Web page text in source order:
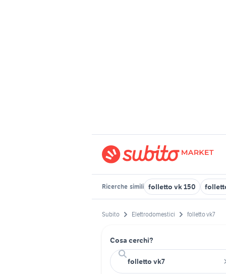
Ricerche simili folletto vk 150
Subito Elettrodomestici folletto vk7
Cosa cerchi?